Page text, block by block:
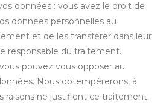
données : vous avez le droit de
données personnelles au
et de les transférer dans leur
responsable du traitement.
pouvez vous opposer au
Nous obtempérerons, à
raisons ne justifient ce traitement.